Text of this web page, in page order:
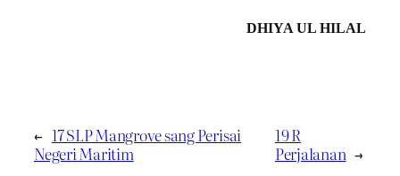
DHIYA UL HILAL
← 17 SLP Mangrove sang Perisai
Negeri Maritim
19 R
Perjalanan →